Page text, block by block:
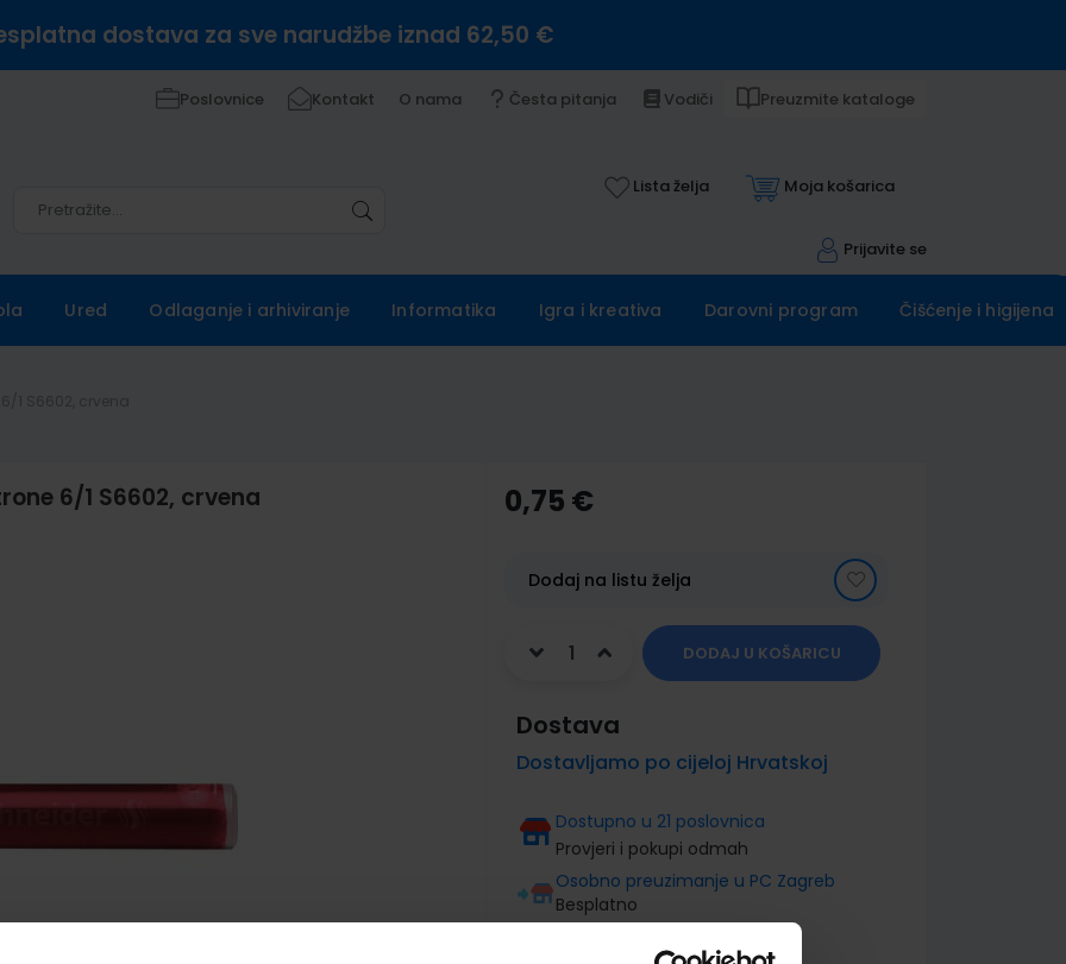
dostava za sve narudžbe iznad 62,50 €
Poslovnice Kontakt O nama Česta pitanja Vodiči Preuzmite kataloge
Lista želja Moja košarica
Prijavite se
Ured Odlaganje i arhiviranje Informatika Igra i kreativa Darovni program Čišćenje i higijena
6/1 S6602, crvena 0,75 €
Dodaj na listu želja
DODAJ U KOŠARICU
Dostava
Dostavljamo po cijeloj Hrvatskoj
Dostupno u 21 poslovnica
Provjeri i pokupi odmah
Osobno preuzimanje u PC Zagreb
Besplatno